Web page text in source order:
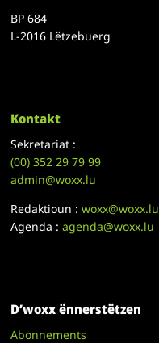
BP 684
L-2016 Lëtzebuerg
Kontakt
Sekretariat :
(00)352 29 79 99
admin@woxx.lu
Redaktioun :woxx@woxx.lu
Agenda :agenda@woxx.lu
D’woxx ënnerstëtzen
Abonnements